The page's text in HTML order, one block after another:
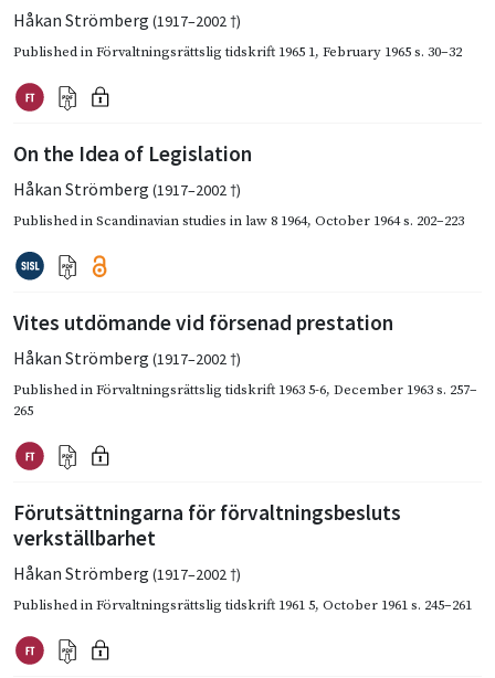
Håkan Strömberg (1917–2002 †)
Published inFörvaltningsrättslig tidskrift 1965 1, February 1965s. 30–32
On the Idea of Legislation
Håkan Strömberg (1917–2002 †)
Published inScandinavian studies in law 8 1964, October 1964s. 202–223
Vites utdömande vid försenad prestation
Håkan Strömberg (1917–2002 †)
Published inFörvaltningsrättslig tidskrift 1963 5-6, December 1963s. 257–
265
Förutsättningarna för förvaltningsbesluts
verkställbarhet
Håkan Strömberg (1917–2002 †)
Published inFörvaltningsrättslig tidskrift 1961 5, October 1961s. 245–261